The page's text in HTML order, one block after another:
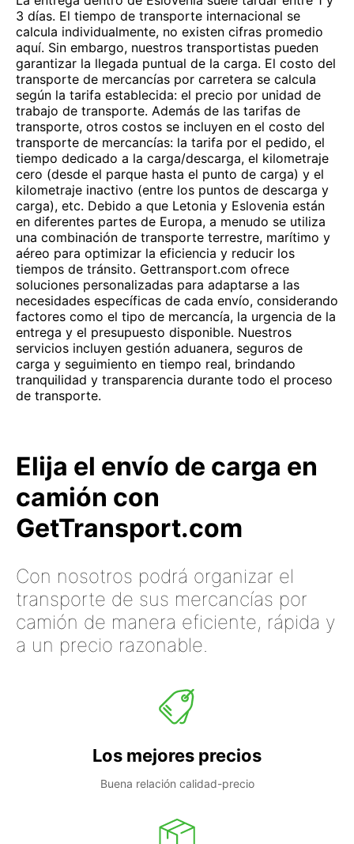
3 días. El tiempo de transporte internacional se
calcula individualmente, no existen cifras promedio
aquí. Sin embargo, nuestros transportistas pueden
garantizar la llegada puntual de la carga. El costo del
transporte de mercancías por carretera se calcula
según la tarifa establecida: el precio por unidad de
trabajo de transporte. Además de las tarifas de
transporte, otros costos se incluyen en el costo del
transporte de mercancías: la tarifa por el pedido, el
tiempo dedicado a la carga/descarga, el kilometraje
cero (desde el parque hasta el punto de carga) y el
kilometraje inactivo (entre los puntos de descarga y
carga), etc. Debido a que Letonia y Eslovenia están
en diferentes partes de Europa, a menudo se utiliza
una combinación de transporte terrestre, marítimo y
aéreo para optimizar la eficiencia y reducir los
tiempos de tránsito. Gettransport.com ofrece
soluciones personalizadas para adaptarse a las
necesidades específicas de cada envío, considerando
factores como el tipo de mercancía, la urgencia de la
entrega y el presupuesto disponible. Nuestros
servicios incluyen gestión aduanera, seguros de
carga y seguimiento en tiempo real, brindando
tranquilidad y transparencia durante todo el proceso
de transporte.
Elija el envío de carga en
camión con
GetTransport.com
Con nosotros podrá organizar el
transporte de sus mercancías por
camión de manera eficiente, rápida y
a un precio razonable.
Los mejores precios
Buena relación calidad-precio